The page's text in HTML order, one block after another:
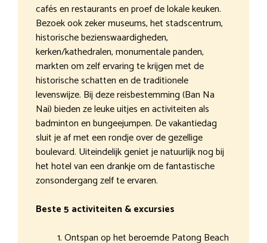
cafés en restaurants en proef de lokale keuken.
Bezoek ook zeker museums, het stadscentrum,
historische bezienswaardigheden,
kerken/kathedralen, monumentale panden,
markten om zelf ervaring te krijgen met de
historische schatten en de traditionele
levenswijze. Bij deze reisbestemming (Ban Na
Nai) bieden ze leuke uitjes en activiteiten als
badminton en bungeejumpen. De vakantiedag
sluit je af met een rondje over de gezellige
boulevard. Uiteindelijk geniet je natuurlijk nog bij
het hotel van een drankje om de fantastische
zonsondergang zelf te ervaren.
Beste 5 activiteiten & excursies
Ontspan op het beroemde Patong Beach